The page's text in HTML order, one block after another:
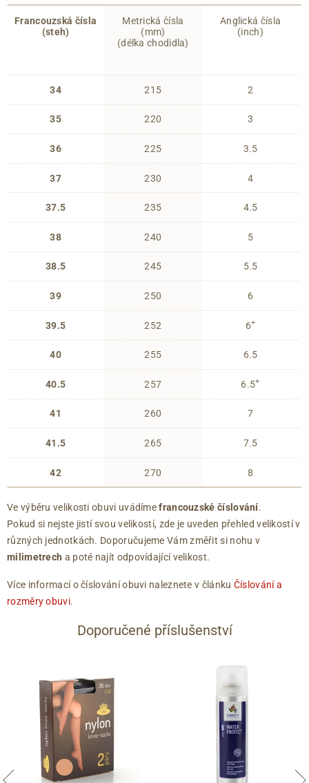
Francouzská čísla
(steh)
34
35
36
37
37.5
38
38.5
39
39.5
40
40.5
41
41.5
42
Metrická čísla
(mm)
(délka chodidla)
215
220
225
230
235
240
245
250
252
255
257
260
265
270
Anglická čísla
(inch)
2
3
3.5
4
4.5
5
5.5
6
6+
6.5
6.5+
7
7.5
8
Ve výběru velikosti obuvi uvádímefrancouzské číslování.
Pokud si nejste jistí svou velikostí, zde je uveden přehled velikostí v
různých jednotkách. Doporučujeme Vám změřit si nohu v
milimetrech a poté najít odpovídající velikost.
Více informací o číslování obuvi naleznete v článku Číslování a
rozměry obuvi.
Doporučené příslušenství